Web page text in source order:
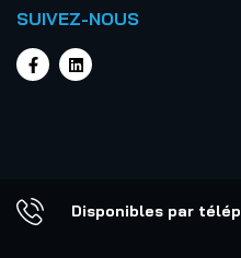
SUIVEZ-NOUS
Disponibles par